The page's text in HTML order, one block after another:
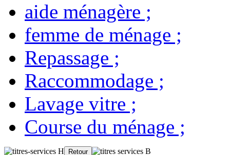
aide ménagère ;
femme de ménage ;
Repassage ;
Raccommodage ;
Lavage vitre ;
Course du ménage ;